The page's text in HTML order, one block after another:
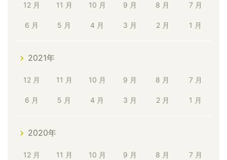
12 月 11 月 10 月 9 月 8 月 7 月
6 月 5 月 4 月 3 月 2 月 1 月
2021年
12 月 11 月 10 月 9 月 8 月 7 月
6 月 5 月 4 月 3 月 2 月 1 月
2020年
12 月 11 月 10 月 9 月 8 月 7 月